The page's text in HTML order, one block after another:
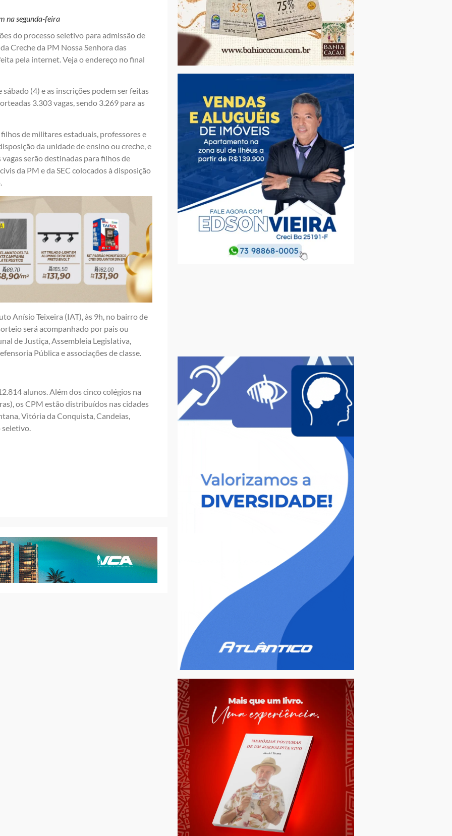
na segunda-feira
do processo seletivo para admissão de
Creche da PM Nossa Senhora das
pela internet. Veja o endereço no final
(4) e as inscrições podem ser feitas
3.303 vagas, sendo 3.269 para as
de militares estaduais, professores e
da unidade de ensino ou creche, e
serão destinadas para filhos de
da PM e da SEC colocados à disposição
Anísio Teixeira (IAT), às 9h, no bairro de
será acompanhado por pais ou
de Justiça, Assembleia Legislativa,
Pública e associações de classe.
alunos. Além dos cinco colégios na
os CPM estão distribuídos nas cidades
Vitória da Conquista, Candeias,
seletivo.